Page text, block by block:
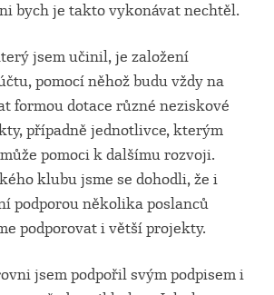
bych je takto vykonávat nechtěl.
jsem učinil, je založení
pomocí něhož budu vždy na
formou dotace různé neziskové
případně jednotlivce, kterým
pomoci k dalšímu rozvoji.
klubu jsme se dohodli, že i
podporou několika poslanců
podporovat i větší projekty.
jsem podpořil svým podpisem i